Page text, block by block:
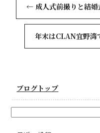
← 成人式前撮りと結婚
年末はCLAN宜野湾
ブログトップ